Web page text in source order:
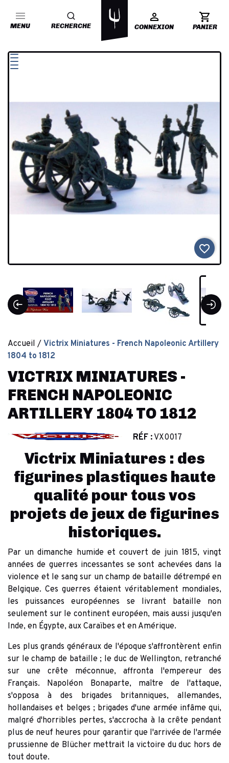
MENU RECHERCHE CONNEXION PANIER
favorite_border
Accueil
Victrix Miniatures - French Napoleonic Artillery
1804 to 1812
VICTRIX MINIATURES -
FRENCH NAPOLEONIC
ARTILLERY 1804 TO 1812
RÉF : VX0017
Victrix Miniatures : des
figurines plastiques haute
qualité pour tous vos
projets de jeux de figurines
historiques.
Par un dimanche humide et couvert de juin 1815, vingt
années de guerres incessantes se sont achevées dans la
violence et le sang sur un champ de bataille détrempé en
Belgique. Ces guerres étaient véritablement mondiales,
les puissances européennes se livrant bataille non
seulement sur le continent européen, mais aussi jusqu'en
Inde, en Égypte, aux Caraïbes et en Amérique.
Les plus grands généraux de l'époque s'affrontèrent enfin
sur le champ de bataille ; le duc de Wellington, retranché
sur une crête méconnue, affronta l'empereur des
Français. Napoléon Bonaparte, maître de l'attaque,
s'opposa à des brigades britanniques, allemandes,
hollandaises et belges ; brigades d'une armée infâme qui,
malgré d'horribles pertes, s'accrocha à la crête pendant
plus de neuf heures pour garantir que l'arrivée de l'armée
prussienne de Blücher mettrait la victoire du duc hors de
tout doute.